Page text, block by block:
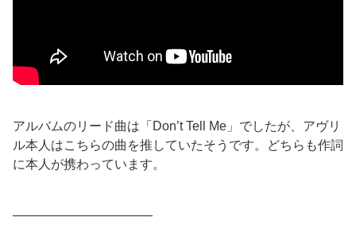
アルバムのリード曲は「Don’t Tell Me」でしたが、アヴリ
ル本人はこちらの曲を推していたそうです。どちらも作詞
に本人が携わっています。
———————————